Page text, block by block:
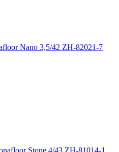
Nano 3,5/42 ZH-82021-7